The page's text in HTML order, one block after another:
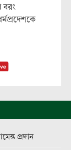
বরং
প্রদান